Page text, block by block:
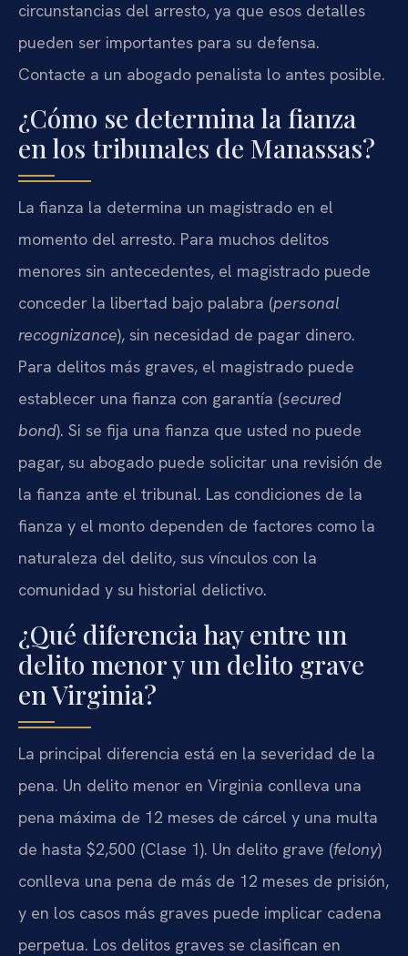
circunstancias del arresto, ya que esos detalles
pueden ser importantes para su defensa.
Contacte a un abogado penalista lo antes posible.
¿Cómo se determina la fianza
en los tribunales de Manassas?
La fianza la determina un magistrado en el
momento del arresto. Para muchos delitos
menores sin antecedentes, el magistrado puede
conceder la libertad bajo palabra (personal
recognizance), sin necesidad de pagar dinero.
Para delitos más graves, el magistrado puede
establecer una fianza con garantía (secured
bond). Si se fija una fianza que usted no puede
pagar, su abogado puede solicitar una revisión de
la fianza ante el tribunal. Las condiciones de la
fianza y el monto dependen de factores como la
naturaleza del delito, sus vínculos con la
comunidad y su historial delictivo.
¿Qué diferencia hay entre un
delito menor y un delito grave
en Virginia?
La principal diferencia está en la severidad de la
pena. Un delito menor en Virginia conlleva una
pena máxima de 12 meses de cárcel y una multa
de hasta $2,500 (Clase 1). Un delito grave (felony)
conlleva una pena de más de 12 meses de prisión,
y en los casos más graves puede implicar cadena
perpetua. Los delitos graves se clasifican en